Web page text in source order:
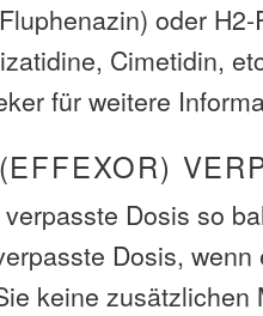
oder H2-
Cimetidin,
für weitere
Dosis so
Dosis,
keine zusätzlichen